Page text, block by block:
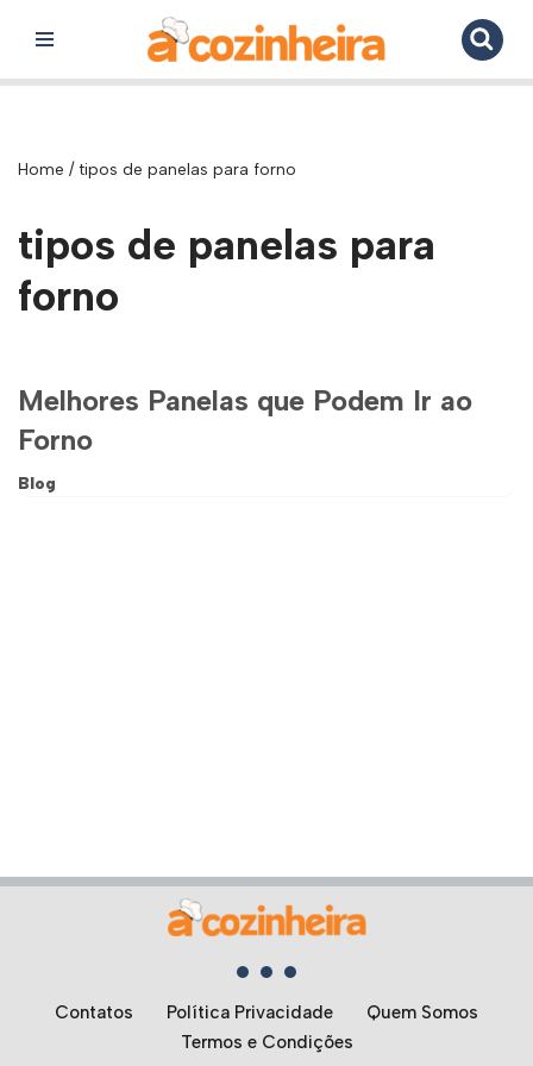
para
Home /tipos de panelas para forno
tipos de panelas para
forno
Melhores Panelas que Podem Ir ao
Forno
Blog
Contatos Política Privacidade
Quem Somos
Termos e Condições